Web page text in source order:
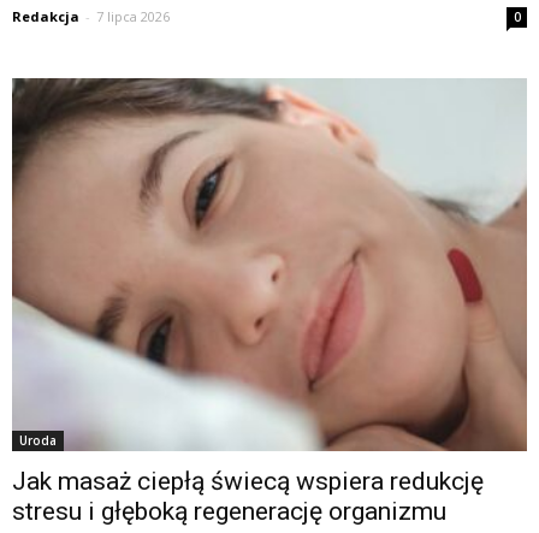
Redakcja - 7 lipca 2026 0
Uroda
Jak masaż ciepłą świecą wspiera redukcję
stresu i głęboką regenerację organizmu